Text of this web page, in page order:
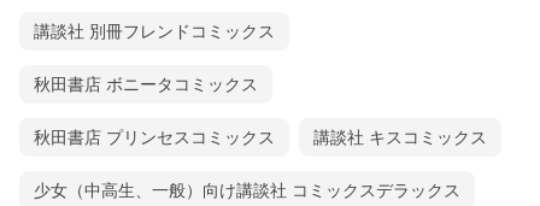
講談社 別冊フレンドコミックス
秋田書店 ボニータコミックス
秋田書店 プリンセスコミックス 講談社 キスコミックス
少女（中高生、一般）向け講談社 コミックスデラックス